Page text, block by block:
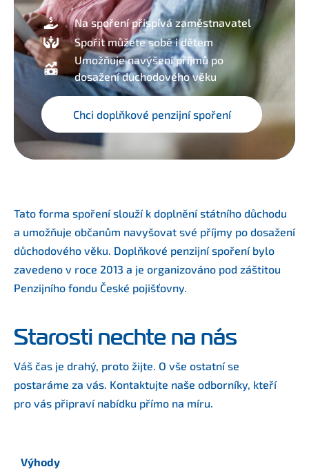
Na spoření přispívá zaměstnavatel
Spořit můžete sobě i dětem
Umožňuje navýšení příjmů po
dosažení důchodového věku
Chci doplňkové penzijní spoření
Tato forma spoření slouží k doplnění státního důchodu
a umožňuje občanům navyšovat své příjmy po dosažení
důchodového věku. Doplňkové penzijní spoření bylo
zavedeno v roce 2013 a je organizováno pod záštitou
Penzijního fondu České pojišťovny.
Starosti nechte na nás
Váš čas je drahý, proto žijte. O vše ostatní se
postaráme za vás. Kontaktujte naše odborníky, kteří
pro vás připraví nabídku přímo na míru.
Výhody